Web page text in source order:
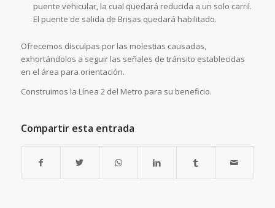
puente vehicular, la cual quedará reducida a un solo carril.
El puente de salida de Brisas quedará habilitado.
Ofrecemos disculpas por las molestias causadas,
exhortándolos a seguir las señales de tránsito establecidas
en el área para orientación.
Construimos la Línea 2 del Metro para su beneficio.
Compartir esta entrada